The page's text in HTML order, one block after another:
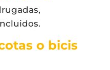
o bicis